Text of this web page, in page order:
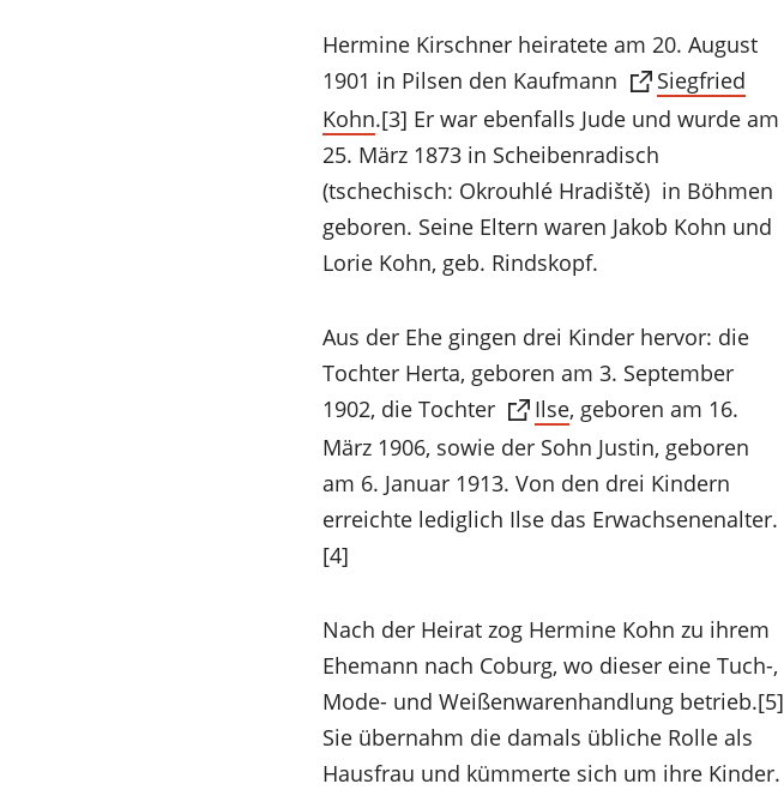
Hermine Kirschner heiratete am 20. August
1901 in Pilsen den Kaufmann
Siegfried
Kohn.[3] Er war ebenfalls Jude und wurde am
25. März 1873 in Scheibenradisch
(tschechisch: Okrouhlé Hradiště) in Böhmen
geboren. Seine Eltern waren Jakob Kohn und
Lorie Kohn, geb. Rindskopf.
Aus der Ehe gingen drei Kinder hervor: die
Tochter Herta, geboren am 3. September
1902, die Tochter
Ilse, geboren am 16.
März 1906, sowie der Sohn Justin, geboren
am 6. Januar 1913. Von den drei Kindern
erreichte lediglich Ilse das Erwachsenenalter.
[4]
Nach der Heirat zog Hermine Kohn zu ihrem
Ehemann nach Coburg, wo dieser eine Tuch-,
Mode- und Weißenwarenhandlung betrieb.[5]
Sie übernahm die damals übliche Rolle als
Hausfrau und kümmerte sich um ihre Kinder.